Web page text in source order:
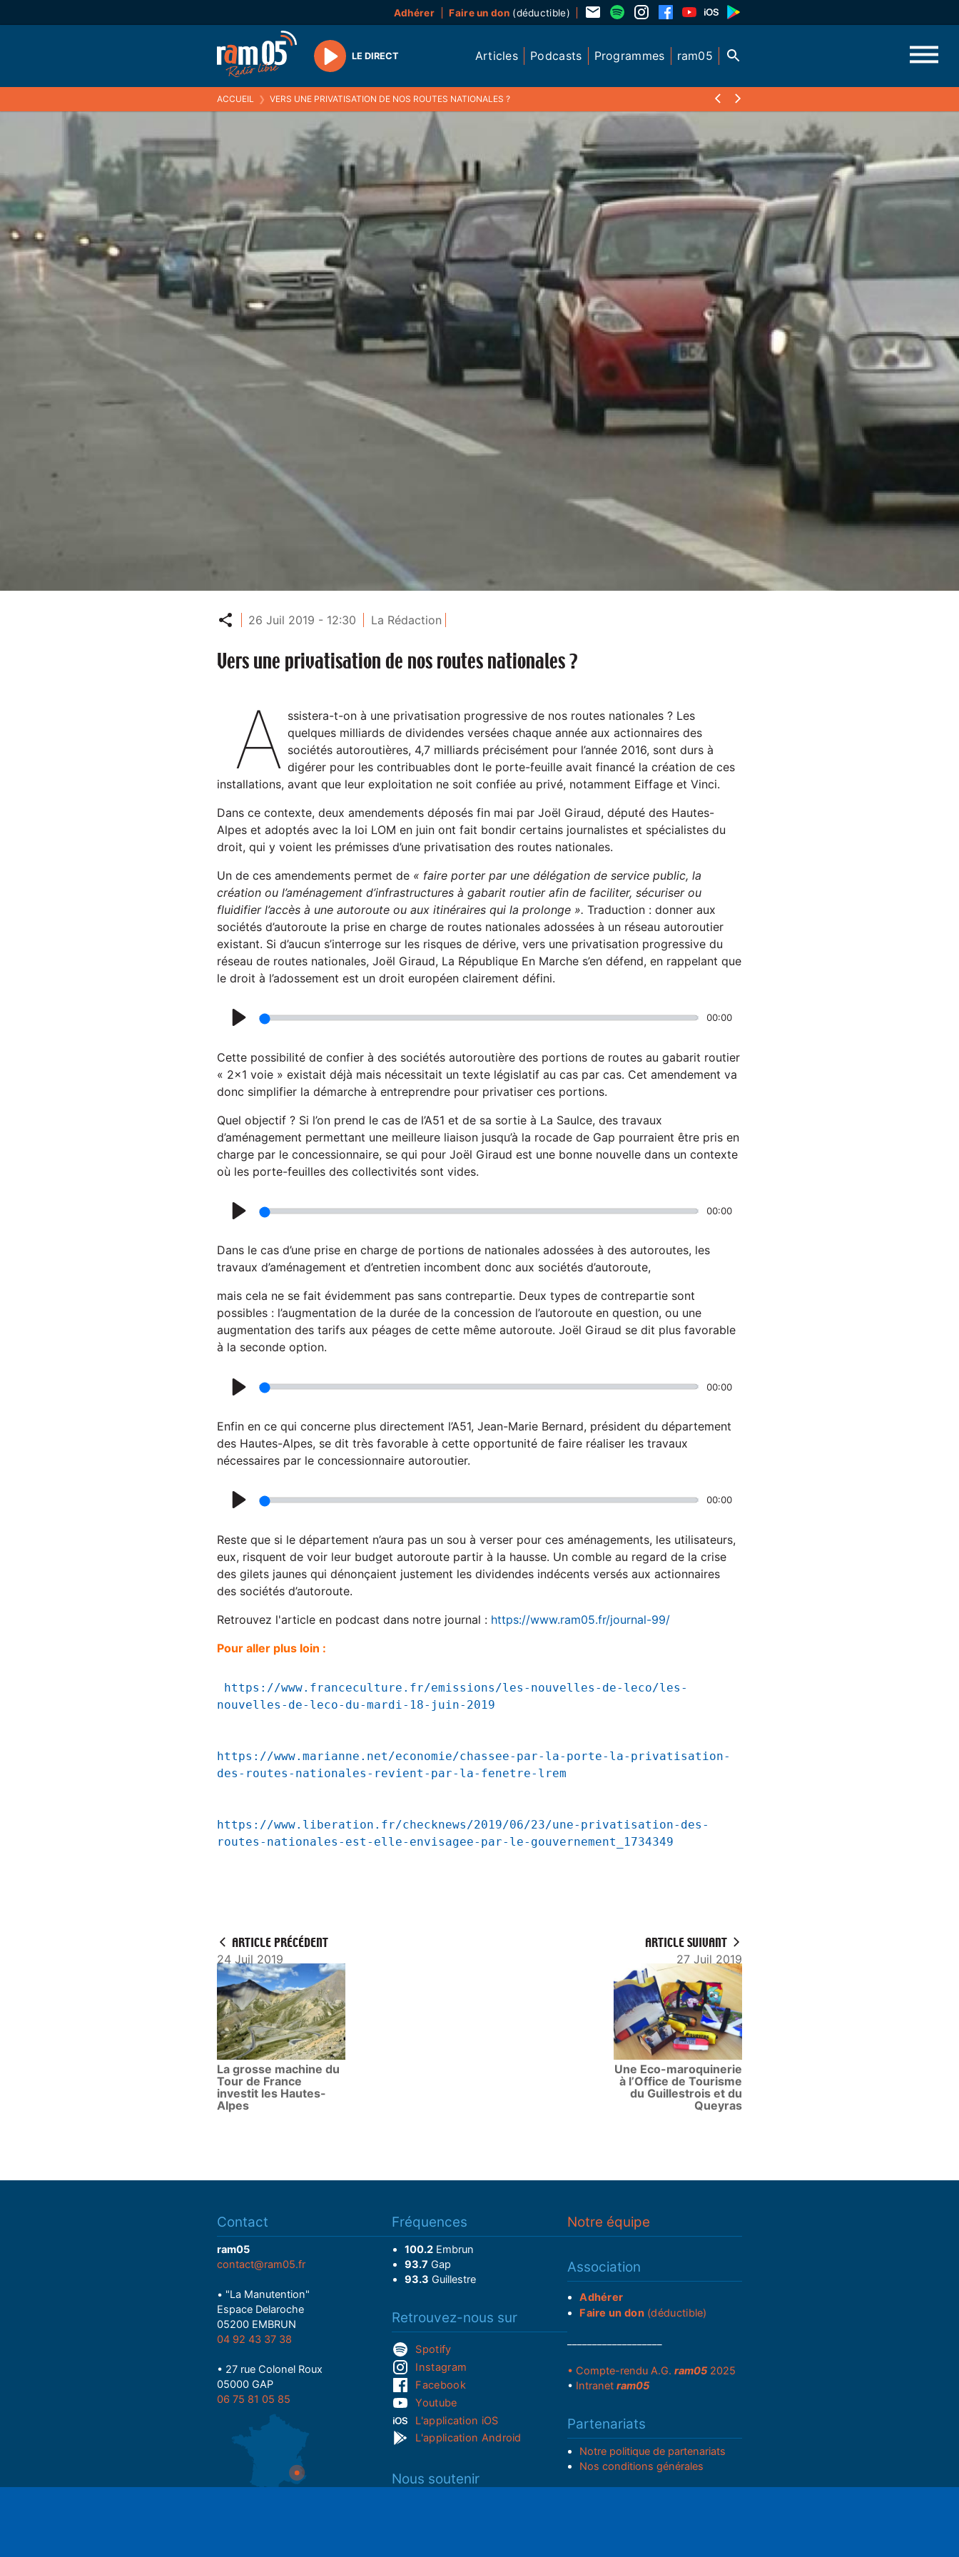
Adhérer Faire un don(déductible)
Play
LE DIRECT Articles Podcasts Programmes ram05
ACCUEIL ❯ VERS UNE PRIVATISATION DE NOS ROUTES NATIONALES ?
Partager
26 Juil 2019 - 12:30 La Rédaction
Vers une privatisation de nos routes nationales ?
A ssistera-t-on à une privatisation progressive de nos routes nationales ? Les
quelques milliards de dividendes versées chaque année aux actionnaires des
sociétés autoroutières, 4,7 milliards précisément pour l’année 2016, sont durs à
digérer pour les contribuables dont le porte-feuille avait financé la création de ces
installations, avant que leur exploitation ne soit confiée au privé, notamment Eiffage et Vinci.
Dans ce contexte, deux amendements déposés fin mai par Joël Giraud, député des Hautes-
Alpes et adoptés avec la loi LOM en juin ont fait bondir certains journalistes et spécialistes du
droit, qui y voient les prémisses d’une privatisation des routes nationales.
Un de ces amendements permet de « faire porter par une délégation de service public, la
création ou l’aménagement d’infrastructures à gabarit routier afin de faciliter, sécuriser ou
fluidifier l’accès à une autoroute ou aux itinéraires qui la prolonge ». Traduction : donner aux
sociétés d’autoroute la prise en charge de routes nationales adossées à un réseau autoroutier
existant. Si d’aucun s’interroge sur les risques de dérive, vers une privatisation progressive du
réseau de routes nationales, Joël Giraud, La République En Marche s’en défend, en rappelant que
le droit à l’adossement est un droit européen clairement défini.
l
a
y
00:00
Cette possibilité de confier à des sociétés autoroutière des portions de routes au gabarit routier
« 2x1 voie » existait déjà mais nécessitait un texte législatif au cas par cas. Cet amendement va
donc simplifier la démarche à entreprendre pour privatiser ces portions.
Quel objectif ? Si l’on prend le cas de l’A51 et de sa sortie à La Saulce, des travaux
d’aménagement permettant une meilleure liaison jusqu’à la rocade de Gap pourraient être pris en
charge par le concessionnaire, se qui pour Joël Giraud est une bonne nouvelle dans un contexte
où les porte-feuilles des collectivités sont vides.
l
a
00:00
Dans le cas d’une prise en charge de portions de nationales adossées à des autoroutes, les
travaux d’aménagement et d’entretien incombent donc aux sociétés d’autoroute,
mais cela ne se fait évidemment pas sans contrepartie. Deux types de contrepartie sont
possibles : l’augmentation de la durée de la concession de l’autoroute en question, ou une
augmentation des tarifs aux péages de cette même autoroute. Joël Giraud se dit plus favorable
à la seconde option.
l
a
y
00:00
Enfin en ce qui concerne plus directement l’A51, Jean-Marie Bernard, président du département
des Hautes-Alpes, se dit très favorable à cette opportunité de faire réaliser les travaux
nécessaires par le concessionnaire autoroutier.
l
a
y
00:00
Reste que si le département n’aura pas un sou à verser pour ces aménagements, les utilisateurs,
eux, risquent de voir leur budget autoroute partir à la hausse. Un comble au regard de la crise
des gilets jaunes qui dénonçaient justement les dividendes indécents versés aux actionnaires
des sociétés d’autoroute.
Retrouvez l'article en podcast dans notre journal : https://www.ram05.fr/journal-99/
Pour aller plus loin :
https://www.franceculture.fr/emissions/les-nouvelles-de-leco/les-
nouvelles-de-leco-du-mardi-18-juin-2019
https://www.marianne.net/economie/chassee-par-la-porte-la-privatisation-
des-routes-nationales-revient-par-la-fenetre-lrem
https://www.liberation.fr/checknews/2019/06/23/une-privatisation-des-
routes-nationales-est-elle-envisagee-par-le-gouvernement_1734349
ARTICLE PRÉCÉDENT
24 Juil 2019
La grosse machine du
Tour de France
investit les Hautes-
Alpes
ARTICLE SUIVANT
27 Juil 2019
Une Eco-maroquinerie
à l’Office de Tourisme
du Guillestrois et du
Queyras
Contact
ram05
contact@ram05.fr
• "La Manutention"
Espace Delaroche
05200 EMBRUN
04 92 43 37 38
• 27 rue Colonel Roux
05000 GAP
06 75 81 05 85
Fréquences
100.2Embrun
93.7 Gap
93.3 Guillestre
Retrouvez-nous sur
Spotify
Instagram
Facebook
Youtube
L'application iOS
L'application Android
Nous soutenir
Notre équipe
Association
Adhérer
Faire un don(déductible)
• Compte-rendu A.G. ram052025
• Intranet ram05
Partenariats
Notre politique de partenariats
Nos conditions générales